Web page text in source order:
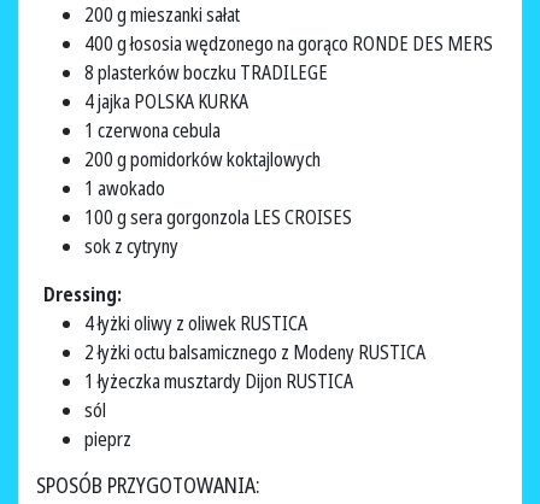
200 g mieszanki sałat
400 g łososia wędzonego na gorąco RONDE DES MERS
8 plasterków boczku TRADILEGE
4 jajka POLSKA KURKA
1 czerwona cebula
200 g pomidorków koktajlowych
1 awokado
100 g sera gorgonzola LES CROISES
sok z cytryny
Dressing:
4 łyżki oliwy z oliwek RUSTICA
2 łyżki octu balsamicznego z Modeny RUSTICA
1 łyżeczka musztardy Dijon RUSTICA
sól
pieprz
SPOSÓB PRZYGOTOWANIA: